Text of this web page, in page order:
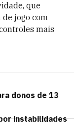
que
jogo com
mais
donos de 13
instabilidades